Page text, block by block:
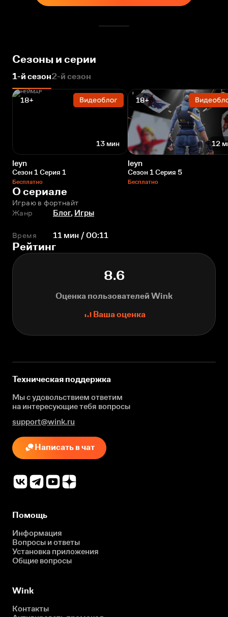
Сезоны и серии
1-й сезон2-й сезон
18+
13 мин
leyn
Сезон 1 Серия 1
Бесплатно
18+
12
leyn
Сезон 1 Серия 5
Бесплатно
О сериале
Играю в фортнайт
Жанр
Блог, Игры
Время 11 мин / 00:11
Рейтинг
8.6
Оценка пользователей Wink
Ваша оценка
Техническая поддержка
Мы с удовольствием ответим
на интересующиетебя вопросы
support@wink.ru
Написать в чат
Помощь
Информация
Вопросы и ответы
Установка приложения
Общие вопросы
Wink
Контакты